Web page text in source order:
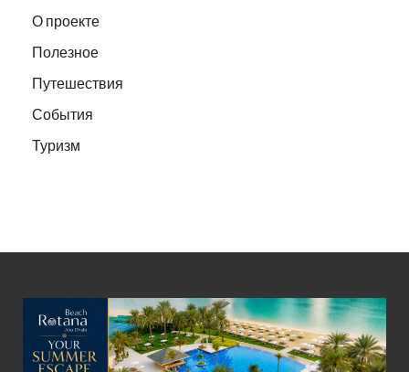
О проекте
Полезное
Путешествия
События
Туризм